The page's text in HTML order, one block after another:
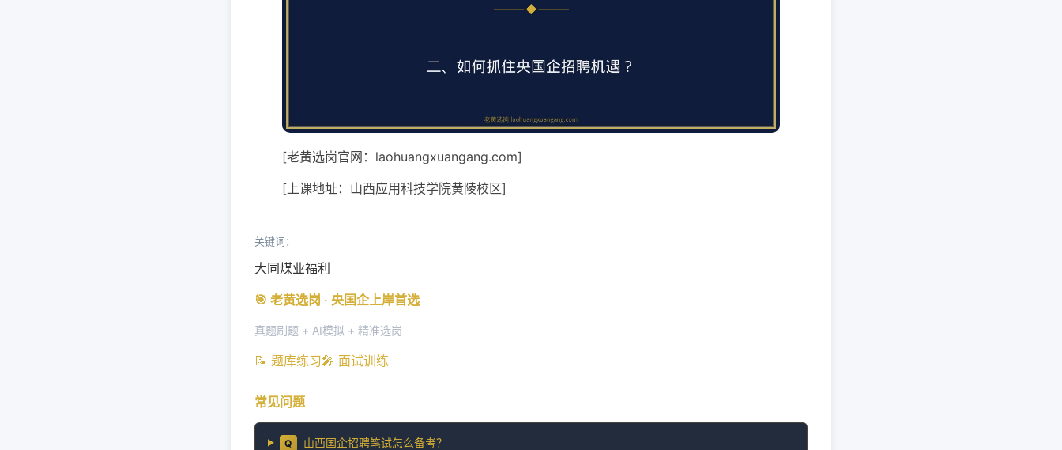
[老黄选岗官网：laohuangxuangang.com]
[上课地址：山西应用科技学院黄陵校区]
关键词：
大同煤业福利
🎯 老黄选岗 · 央国企上岸首选
真题刷题 + AI模拟 + 精准选岗
📝 题库练习🎤 面试训练
常见问题
Q 山西国企招聘笔试怎么备考？